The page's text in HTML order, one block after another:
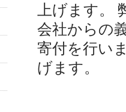
上げます。
会社からの
寄付を行い
げます。